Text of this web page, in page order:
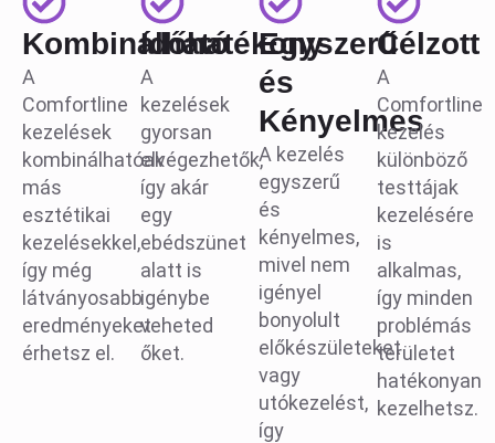
Kombinálható
A
Comfortline
kezelések
kombinálhatóak
más
esztétikai
kezelésekkel,
így még
látványosabb
eredményeket
érhetsz el.
Időhatékony
A
kezelések
gyorsan
elvégezhetők,
így akár
egy
ebédszünet
alatt is
igénybe
veheted
őket.
Egyszerű
és
Kényelmes
A kezelés
egyszerű
és
kényelmes,
mivel nem
igényel
bonyolult
előkészületeket
vagy
utókezelést,
így
Célzott
A
Comfortline
kezelés
különböző
testtájak
kezelésére
is
alkalmas,
így minden
problémás
területet
hatékonyan
kezelhetsz.